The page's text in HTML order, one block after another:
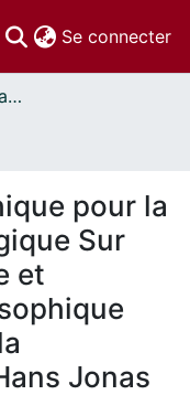
Se connecter
Thèses uOttawa // uOttawa Theses
pour la
Sur
et
Jonas